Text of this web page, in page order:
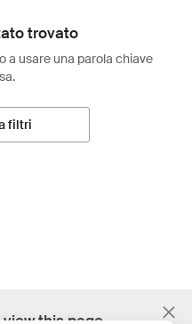
trovato
a usare una parola chiave
filtri